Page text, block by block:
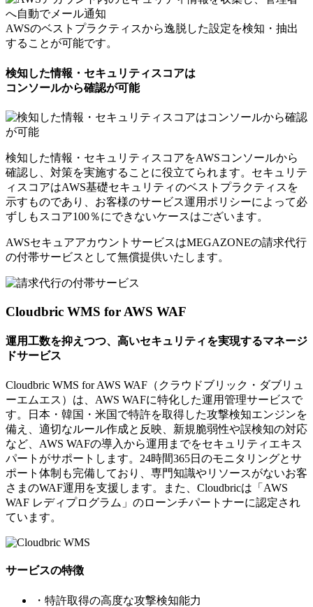
AWSのベストプラクティスから逸脱した設定を検知・抽出
することが可能です。
検知した情報・セキュリティスコアは
コンソールから確認が可能
検知した情報・セキュリティスコアをAWSコンソールから
確認し、対策を実施することに役立てられます。セキュリテ
ィスコアはAWS基礎セキュリティのベストプラクティスを
示すものであり、お客様のサービス運用ポリシーによって必
ずしもスコア100％にできないケースはございます。
AWSセキュアアカウントサービスはMEGAZONEの請求代行
の付帯サービスとして無償提供いたします。
Cloudbric WMS for AWS WAF
運用工数を抑えつつ、高いセキュリティを実現するマネージ
ドサービス
Cloudbric WMS for AWS WAF（クラウドブリック・ダブリュ
ーエムエス）は、AWS WAFに特化した運用管理サービスで
す。日本・韓国・米国で特許を取得した攻撃検知エンジンを
備え、適切なルール作成と反映、新規脆弱性や誤検知の対応
など、AWS WAFの導入から運用までをセキュリティエキス
パートがサポートします。24時間365日のモニタリングとサ
ポート体制も完備しており、専門知識やリソースがないお客
さまのWAF運用を支援します。また、Cloudbricは「AWS
WAF レディプログラム」のローンチパートナーに認定され
ています。
サービスの特徴
・特許取得の高度な攻撃検知能力